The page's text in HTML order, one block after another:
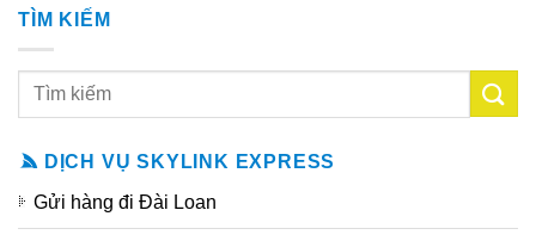
TÌM KIẾM
DỊCH VỤ SKYLINK EXPRESS
Gửi hàng đi Đài Loan